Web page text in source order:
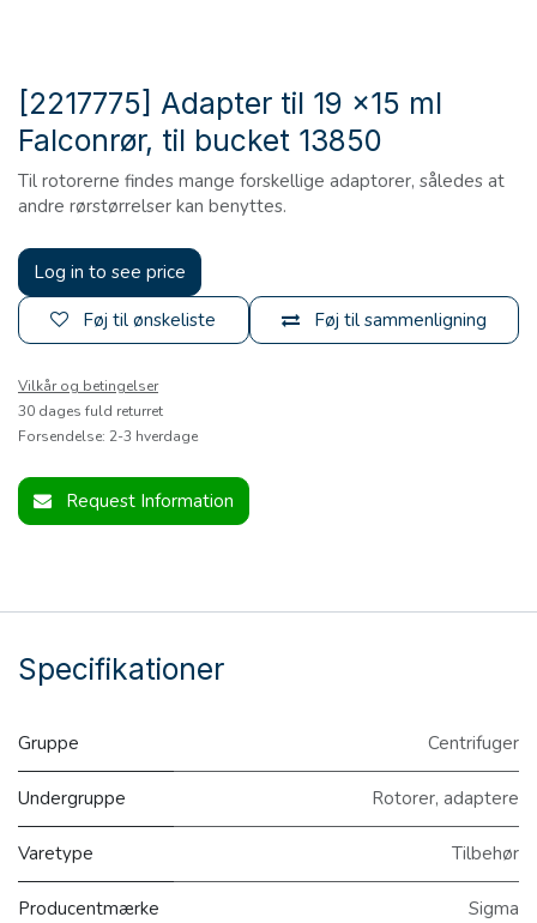
[2217775] Adapter til 19 x15 ml
Falconrør, til bucket 13850
Til rotorerne findes mange forskellige adaptorer, således at
andre rørstørrelser kan benyttes.
Log in to see price
Føj til sammenligning
Føj til ønskeliste
Vilkår og betingelser
30 dages fuld returret
Forsendelse: 2-3 hverdage
Request Information
Specifikationer
Gruppe Centrifuger
Undergruppe Rotorer, adaptere
Varetype Tilbehør
Producentmærke Sigma